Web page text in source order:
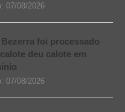
07/08/2026
foi processado
deu calote em
07/08/2026